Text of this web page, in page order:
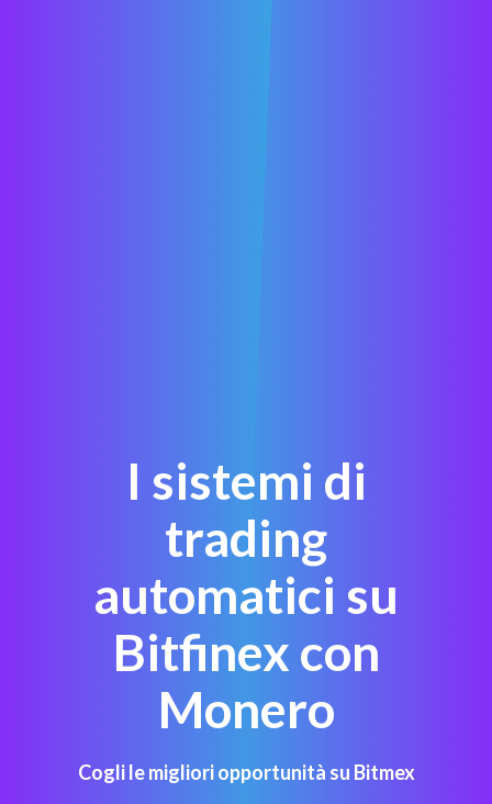
I sistemi di
trading
automatici su
Bitfinex con
Monero
Cogli le migliori opportunità su Bitmex